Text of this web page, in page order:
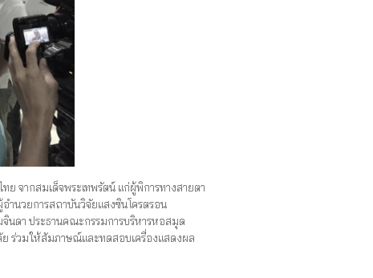
จากสมเด็จพระเทพรัตน์ แก่ผู้พิการทางสายตา
ำนวยการสถาบันวิจัยแสงซินโครตรอน
นดา ประธานคณะกรรมการบริหารหอสมุด
ร่วมให้สัมภาษณ์และทดสอบเครื่องแสดงผล